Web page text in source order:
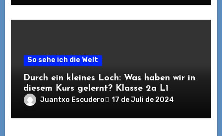
So sehe ich die Welt
Durch ein kleines Loch: Was haben wir in
diesem Kurs gelernt? Klasse 2a L1
Spanisch. 2023/2024
Juantxo Escudero 17 de Juli de 2024